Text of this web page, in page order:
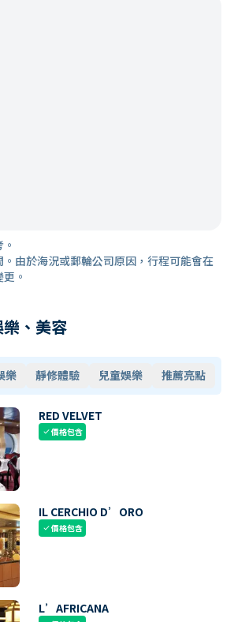
由於海況或郵輪公司原因，行程可能會在
。
、美容
樂 靜修體驗 兒童娛樂 推薦亮點
RED VELVET
check價格包含
IL CERCHIO D’ORO
check價格包含
L’AFRICANA